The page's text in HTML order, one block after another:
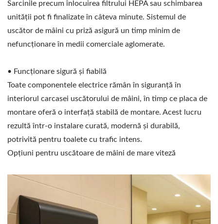
Sarcinile precum înlocuirea filtrului HEPA sau schimbarea
unității pot fi finalizate în câteva minute. Sistemul de
uscător de mâini cu priză asigură un timp minim de
nefuncționare în medii comerciale aglomerate.
• Funcționare sigură și fiabilă
Toate componentele electrice rămân în siguranță în
interiorul carcasei uscătorului de mâini, în timp ce placa de
montare oferă o interfață stabilă de montare. Acest lucru
rezultă într-o instalare curată, modernă și durabilă,
potrivită pentru toalete cu trafic intens.
Opțiuni pentru uscătoare de mâini de mare viteză